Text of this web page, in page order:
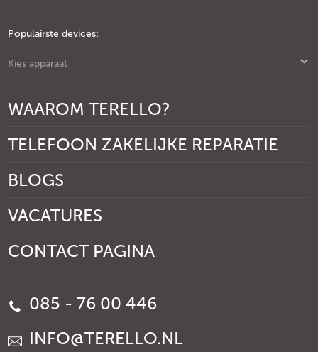
Populairste devices:
Kies apparaat
WAAROM TERELLO?
TELEFOON ZAKELIJKE REPARATIE
BLOGS
VACATURES
CONTACT PAGINA
085 - 76 00 446
INFO@TERELLO.NL